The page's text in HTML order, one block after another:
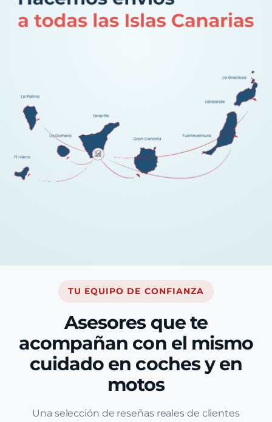
TU EQUIPO DE CONFIANZA
Asesores que te
acompañan con el mismo
cuidado en coches y en
motos
Una selección de reseñas reales de clientes